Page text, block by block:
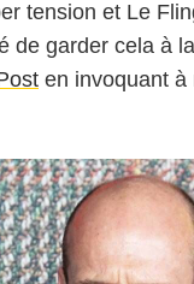
tension et Le
de garder cela à
en invoquant à